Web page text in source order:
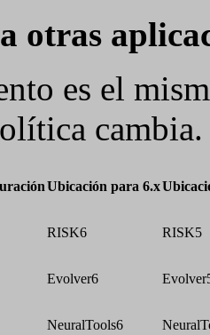
otras
es el
cambia.
Ubicación para 6.x
RISK6 RISK5
Evolver6
NeuralTools6